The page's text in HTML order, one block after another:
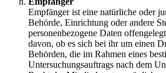
Empfänger ist eine natürliche oder
Behörde, Einrichtung oder andere
personenbezogene Daten
davon, ob es sich bei ihr um einen
Behörden, die im Rahmen eines
Untersuchungsauftrags nach dem